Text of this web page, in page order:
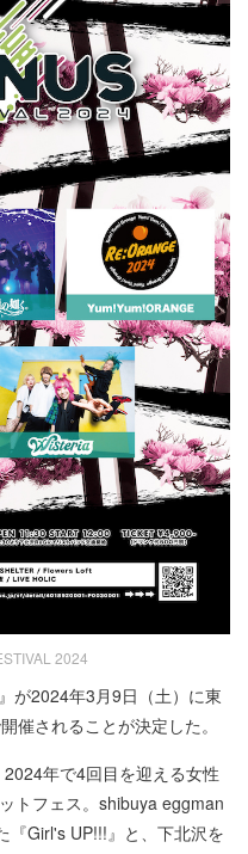
2024
が2024年3月9日（土）に東
催されることが決定した。
2024年で4回目を迎える女性
トフェス。shibuya eggman
『Girl's UP!!!』と、下北沢を